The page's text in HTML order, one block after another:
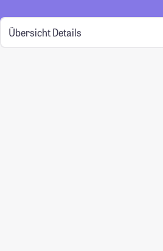
Übersicht Details